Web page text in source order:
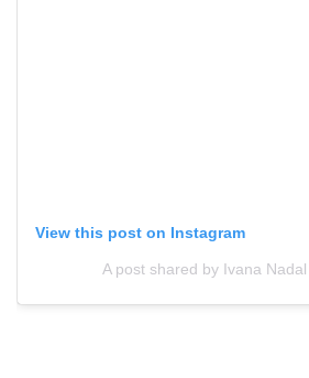
View this post on Instagram
A post shared by Ivana